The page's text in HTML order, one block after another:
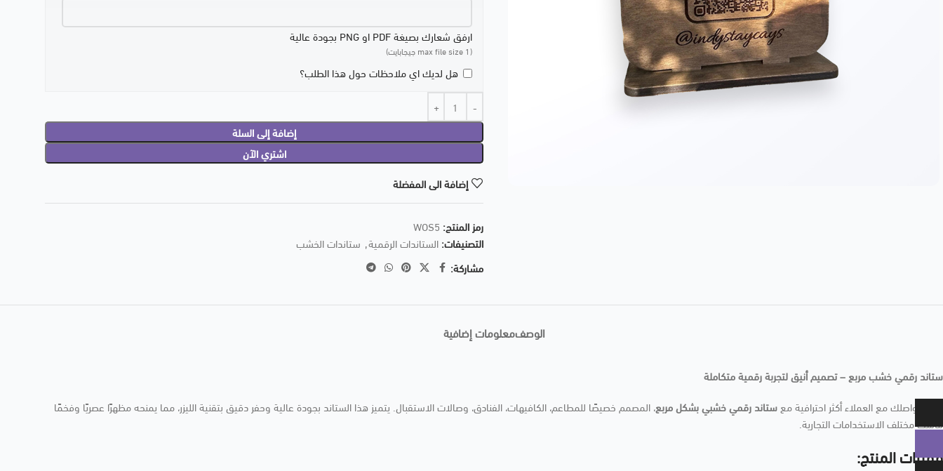
ارفق شعارك بصيغة PDF او PNG بجودة عالية
(max file size 1 جيجابايت)
هل لديك اي ملاحظات حول هذا الطلب؟
إضافة إلى السلة
اشتري الآن
إضافة الى المفضلة
رمز المنتج: WOS5
التصنيفات:الستاندات الرقمية, ستاندات الخشب
مشاركة:
الوصفمعلومات إضافية
ستاند رقمي خشب مربع – تصميم أنيق لتجربة رقمية متكاملة
اجعل تواصلك مع العملاء أكثر احترافية معستاند رقمي خشبي بشكل مربع، المصمم خصيصًا للمطاعم، الكافيهات، الفنادق، وصالات الاستقبال. يتميز هذا الستاند بجودة عالية وحفر دقيق بتقنية الليزر، مما يمنحه مظهرًا عصريًا وفخمًا
يناسب مختلف الاستخدامات التجارية.
مميزات المنتج: